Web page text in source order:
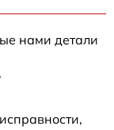
нами детали